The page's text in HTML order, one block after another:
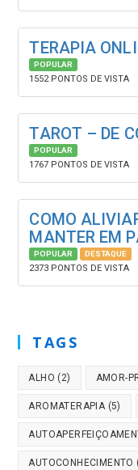
TERAPIA
POPULAR
1552 PONTOS DE VISTA
TAROT – DE
POPULAR
1767 PONTOS DE VISTA
COMO
MANTER EM
POPULAR DESTAQUE
2373 PONTOS DE VISTA
TAGS
ALHO (2) AMOR-
AROMATERAPIA(5)
AUTOCONHECIMENTO